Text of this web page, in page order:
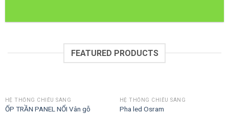
FEATURED PRODUCTS
HỆ THỐNG CHIẾU SÁNG
ỐP TRẦN PANEL NỔI Vân gỗ
HỆ THỐNG CHIẾU SÁNG
Pha led Osram